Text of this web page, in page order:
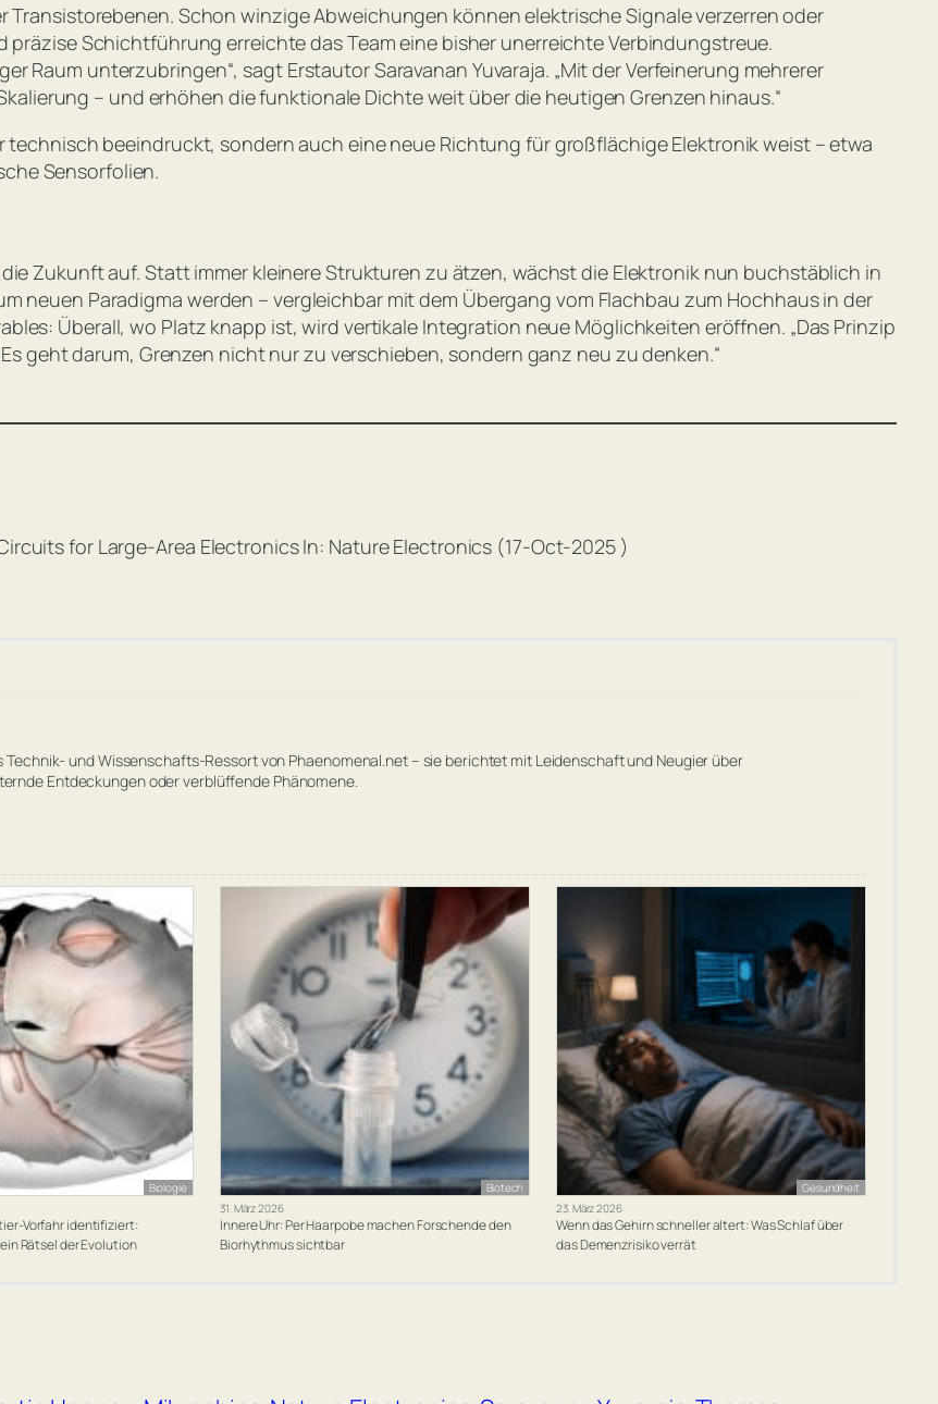
Schon winzige Abweichungen können elektrische Signale verzerren oder
Schichtführung erreichte das Team eine bisher unerreichte Verbindungstreue.
Raum unterzubringen“, sagt Erstautor Saravanan Yuvaraja. „Mit der Verfeinerung mehrerer
– und erhöhen die funktionale Dichte weit über die heutigen Grenzen hinaus.“
beeindruckt, sondern auch eine neue Richtung für großflächige Elektronik weist – etwa
Sensorfolien.
Zukunft auf. Statt immer kleinere Strukturen zu ätzen, wächst die Elektronik nun buchstäblich in
neuen Paradigma werden – vergleichbar mit dem Übergang vom Flachbau zum Hochhaus in der
Überall, wo Platz knapp ist, wird vertikale Integration neue Möglichkeiten eröffnen. „Das Prinzip
Es geht darum, Grenzen nicht nur zu verschieben, sondern ganz neu zu denken.“
for Large-Area Electronics In: Nature Electronics (17-Oct-2025 )
Technik- und Wissenschafts-Ressort von Phaenomenal.net – sie berichtet mit Leidenschaft und Neugier über
Entdeckungen oder verblüffende Phänomene.
Biologie
Vorfahr identifiziert:
Rätsel der Evolution
Biotech
31. März 2026
Innere Uhr: Per Haarpobe machen Forschende den
Biorhythmus sichtbar
Gesundheit
23. März 2026
Wenn das Gehirn schneller altert: Was Schlaf über
das Demenzrisiko verrät